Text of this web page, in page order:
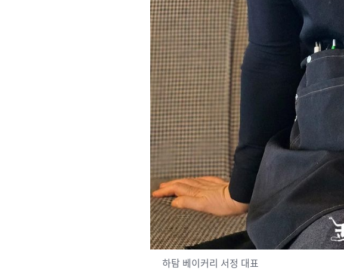
하탐 베이커리 서정 대표